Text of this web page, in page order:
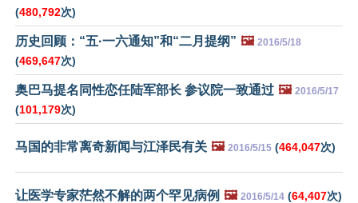
(480,792次)
历史回顾：“五·一六通知”和“二月提纲” 🖼️ 2016/5/18
(469,647次)
奥巴马提名同性恋任陆军部长 参议院一致通过 🖼️ 2016/5/17
(101,179次)
马国的非常离奇新闻与江泽民有关 🖼️ 2016/5/15 (464,047次)
让医学专家茫然不解的两个罕见病例 🖼️ 2016/5/14 (64,407次)